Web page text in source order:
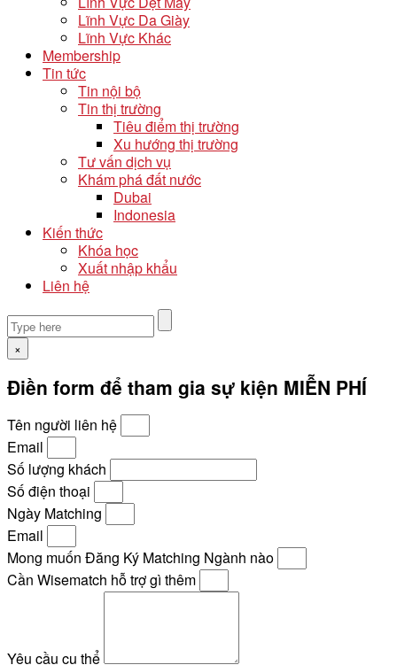
Lĩnh Vực Da Giày
Lĩnh Vực Khác
Membership
Tin tức
Tin nội bộ
Tin thị trường
Tiêu điểm thị trường
Xu hướng thị trường
Tư vấn dịch vụ
Khám phá đất nước
Dubai
Indonesia
Kiến thức
Khóa học
Xuất nhập khẩu
Liên hệ
×
Điền form để tham gia sự kiện MIỄN PHÍ
Tên người liên hệ
Email
Số lượng khách
Số điện thoại
Ngày Matching
Email
Mong muốn Đăng Ký Matching Ngành nào
Cần Wisematch hỗ trợ gì thêm
Yêu cầu cụ thể